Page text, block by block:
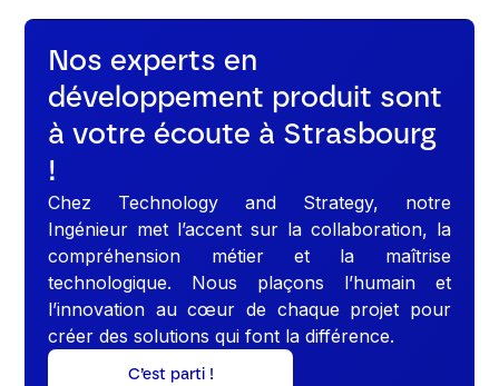
Nos experts en
développement produit sont
à votre écoute à Strasbourg
!
Chez Technology and Strategy, notre
Ingénieur met l’accent sur la collaboration, la
compréhension métier et la maîtrise
technologique. Nous plaçons l’humain et
l’innovation au cœur de chaque projet pour
créer des solutions qui font la différence.
C’est parti !